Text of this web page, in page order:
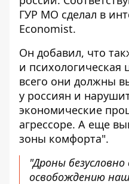
ГУР МО сделал в
Economist.
Он добавил, что
и психологическая
всего они должны
у россиян и
экономические
агрессоре. А еще
зоны комфорта".
"Дроны
освобождению